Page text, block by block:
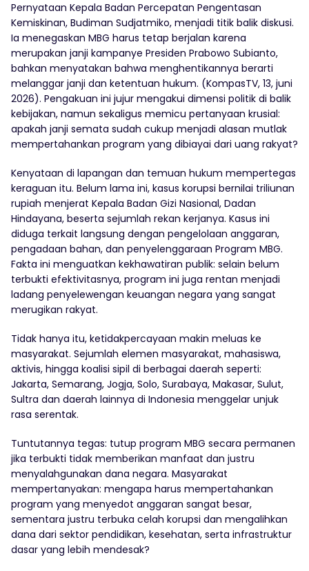
Pernyataan Kepala Badan Percepatan Pengentasan
Kemiskinan, Budiman Sudjatmiko, menjadi titik balik diskusi.
Ia menegaskan MBG harus tetap berjalan karena
merupakan janji kampanye Presiden Prabowo Subianto,
bahkan menyatakan bahwa menghentikannya berarti
melanggar janji dan ketentuan hukum. (KompasTV, 13, juni
2026). Pengakuan ini jujur mengakui dimensi politik di balik
kebijakan, namun sekaligus memicu pertanyaan krusial:
apakah janji semata sudah cukup menjadi alasan mutlak
mempertahankan program yang dibiayai dari uang rakyat?
Kenyataan di lapangan dan temuan hukum mempertegas
keraguan itu. Belum lama ini, kasus korupsi bernilai triliunan
rupiah menjerat Kepala Badan Gizi Nasional, Dadan
Hindayana, beserta sejumlah rekan kerjanya. Kasus ini
diduga terkait langsung dengan pengelolaan anggaran,
pengadaan bahan, dan penyelenggaraan Program MBG.
Fakta ini menguatkan kekhawatiran publik: selain belum
terbukti efektivitasnya, program ini juga rentan menjadi
ladang penyelewengan keuangan negara yang sangat
merugikan rakyat.
Tidak hanya itu, ketidakpercayaan makin meluas ke
masyarakat. Sejumlah elemen masyarakat, mahasiswa,
aktivis, hingga koalisi sipil di berbagai daerah seperti:
Jakarta, Semarang, Jogja, Solo, Surabaya, Makasar, Sulut,
Sultra dan daerah lainnya di Indonesia menggelar unjuk
rasa serentak.
Tuntutannya tegas: tutup program MBG secara permanen
jika terbukti tidak memberikan manfaat dan justru
menyalahgunakan dana negara. Masyarakat
mempertanyakan: mengapa harus mempertahankan
program yang menyedot anggaran sangat besar,
sementara justru terbuka celah korupsi dan mengalihkan
dana dari sektor pendidikan, kesehatan, serta infrastruktur
dasar yang lebih mendesak?